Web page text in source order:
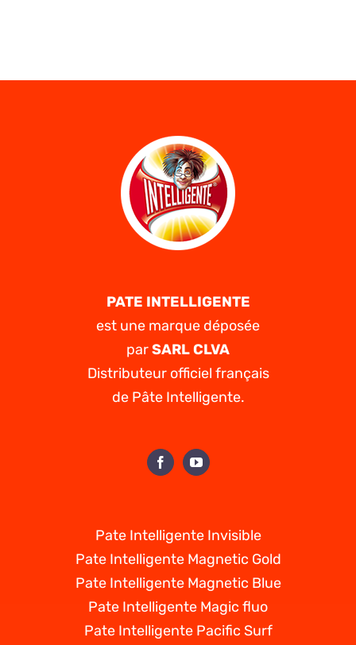
À
PATE INTELLIGENTE
est une marque déposée
parSARL CLVA
Distributeur officiel français
de Pâte Intelligente.
Pate Intelligente Invisible
Pate Intelligente Magnetic Gold
Pate Intelligente Magnetic Blue
Pate Intelligente Magic fluo
Pate Intelligente Pacific Surf